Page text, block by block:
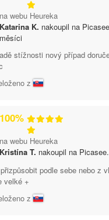
na webu Heureka
Katarina K. nakoupil na
měsíci
stížnosti nový případ
z
100%
na webu Heureka
Kristína T. nakoupil na
podle sebe nebo z
velké +
z